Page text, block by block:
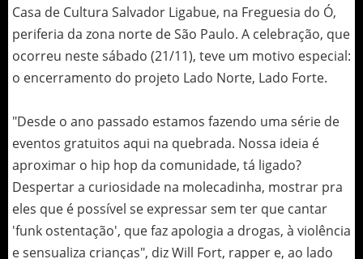
Casa de Cultura Salvador Ligabue, na Freguesia do Ó,
periferia da zona norte de São Paulo. A celebração, que
ocorreu neste sábado (21/11), teve um motivo especial:
o encerramento do projeto Lado Norte, Lado Forte.
"Desde o ano passado estamos fazendo uma série de
eventos gratuitos aqui na quebrada. Nossa ideia é
aproximar o hip hop da comunidade, tá ligado?
Despertar a curiosidade na molecadinha, mostrar pra
eles que é possível se expressar sem ter que cantar
'funk ostentação', que faz apologia a drogas, à violência
e sensualiza crianças", diz Will Fort, rapper e, ao lado